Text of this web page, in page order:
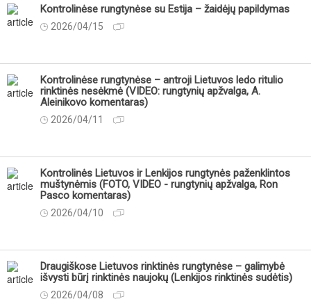
Kontrolinėse rungtynėse su Estija – žaidėjų papildymas
2026/04/15
Kontrolinėse rungtynėse – antroji Lietuvos ledo ritulio
rinktinės nesėkmė (VIDEO: rungtynių apžvalga, A.
Aleinikovo komentaras)
2026/04/11
Kontrolinės Lietuvos ir Lenkijos rungtynės paženklintos
muštynėmis (FOTO, VIDEO - rungtynių apžvalga, Ron
Pasco komentaras)
2026/04/10
Draugiškose Lietuvos rinktinės rungtynėse – galimybė
išvysti būrį rinktinės naujokų (Lenkijos rinktinės sudėtis)
2026/04/08